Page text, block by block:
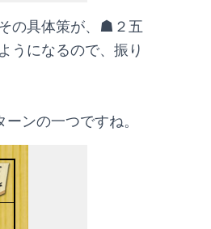
の具体策が、☗２五
うになるので、振り
ンの一つですね。